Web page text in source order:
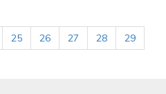
25 26 27 28
29